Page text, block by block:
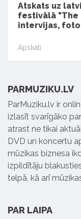
Atskats uz
festivālā "The
intervijas, foto
Apskati
PARMUZIKU.LV
ParMuziku.lv ir
izlasīt svarīgāko
atrast ne tikai
DVD un koncertu
mūzikas biznesa
izpildītāju
telpā, kā arī
PAR LAIPA